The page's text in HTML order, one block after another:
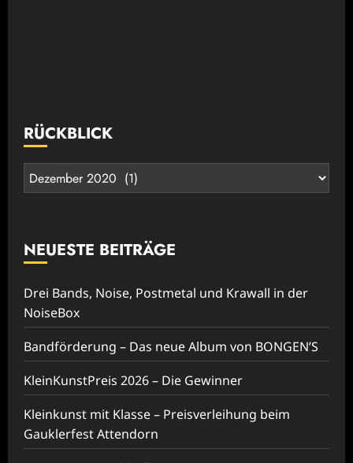
RÜCKBLICK
Rückblick
NEUESTE BEITRÄGE
Drei Bands, Noise, Postmetal und Krawall in der
NoiseBox
Bandförderung – Das neue Album von BONGEN’S
KleinKunstPreis 2026 – Die Gewinner
Kleinkunst mit Klasse – Preisverleihung beim
Gauklerfest Attendorn